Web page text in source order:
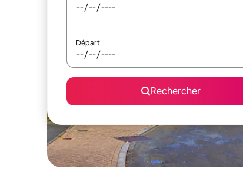
Départ
Rechercher